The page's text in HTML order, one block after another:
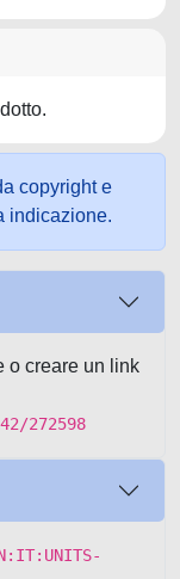
copyright e
indicazione.
o creare un link
272598